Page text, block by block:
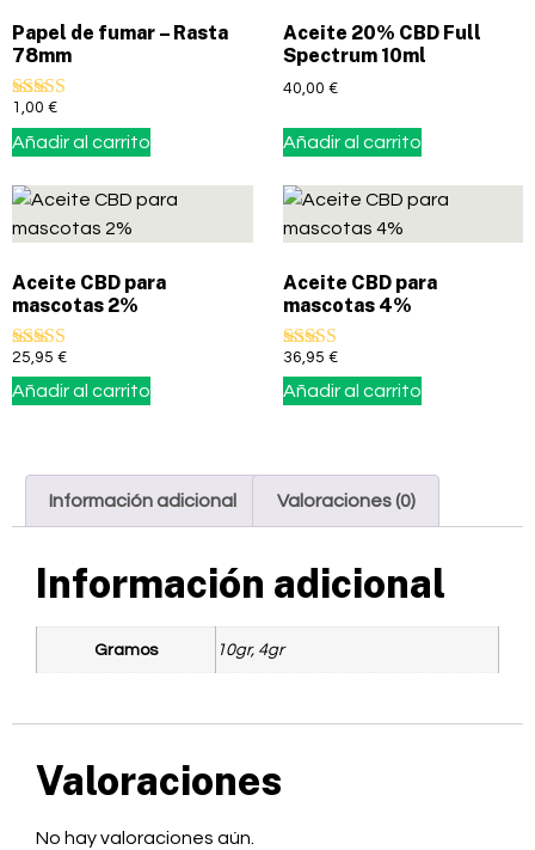
Papel de fumar – Rasta
78mm
Valorado con
5.00
de 5
1,00 €
Añadir al carrito
Aceite 20% CBD Full
Spectrum 10ml
40,00 €
Añadir al carrito
Aceite CBD para
mascotas 2%
Valorado con
5.00
de 5
25,95 €
Añadir al carrito
Aceite CBD para
mascotas 4%
Valorado con
5.00
de 5
36,95 €
Añadir al carrito
Información adicional Valoraciones (0)
Información adicional
Gramos 10gr, 4gr
Valoraciones
No hay valoraciones aún.